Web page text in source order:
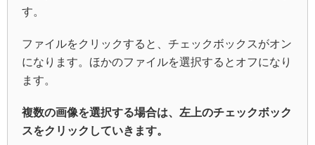
す。
ファイルをクリックすると、チェックボックスがオン
になります。ほかのファイルを選択するとオフになり
ます。
複数の画像を選択する場合は、左上のチェックボック
スをクリックしていきます。